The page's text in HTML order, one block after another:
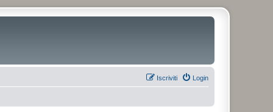
Login
Iscriviti